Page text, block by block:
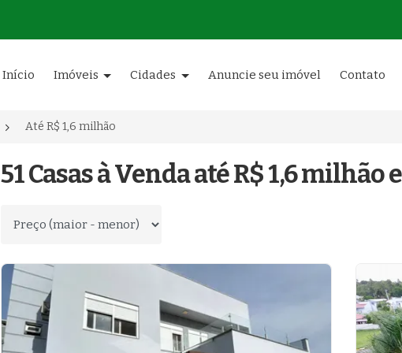
Início Imóveis Cidades Anuncie seu imóvel Contato
Até R$ 1,6 milhão
51 Casas à Venda até R$ 1,6 milhão
Ordenar por